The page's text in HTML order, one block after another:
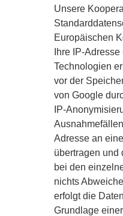
Unsere
Europäischen
Ihre IP-
Technologien
vor der
von Google
IP-
Adresse an
übertragen und
bei den
nichts
erfolgt die
Grundlage